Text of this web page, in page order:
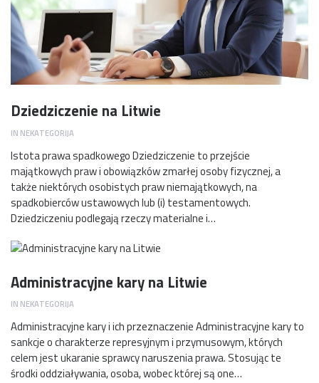
Dziedziczenie na Litwie
IN NEKATEGORIJA
Istota prawa spadkowego Dziedziczenie to przejście
majątkowych praw i obowiązków zmarłej osoby fizycznej, a
także niektórych osobistych praw niemajątkowych, na
spadkobierców ustawowych lub (i) testamentowych.
Dziedziczeniu podlegają rzeczy materialne i…
Administracyjne kary na Litwie
IN NEKATEGORIJA
Administracyjne kary i ich przeznaczenie Administracyjne kary to
sankcje o charakterze represyjnym i przymusowym, których
celem jest ukaranie sprawcy naruszenia prawa. Stosując te
środki oddziaływania, osoba, wobec której są one…